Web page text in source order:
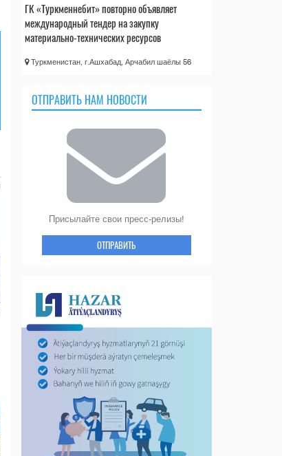
ГК «Туркменнебит» повторно объявляет
международный тендер на закупку
материально-технических ресурсов
Туркменистан, г.Ашхабад, Арчабил шаёлы 56
ОТПРАВИТЬ НАМ НОВОСТИ
Присылайте свои пресс-релизы!
ОТПРАВИТЬ